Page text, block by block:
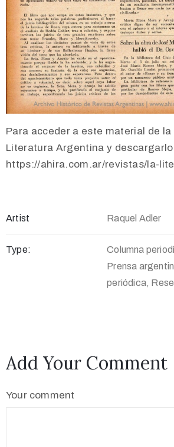
Para acceder a este material de
Literatura Argentina y
https://ahira.com.ar/revistas/la-
Artist Raquel Adler
Type:
Columna
Prensa
periódica,
Add Your Comment
Your comment